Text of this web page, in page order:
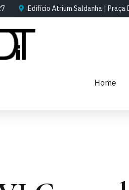
Edifício Atrium Saldanha | Praça
Home